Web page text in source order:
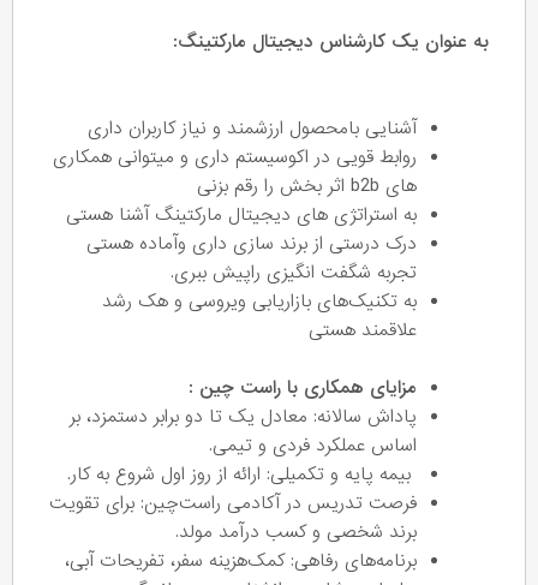
به عنوان یک کارشناس دیجیتال مارکتینگ:
آشنایی بامحصول ارزشمند و نیاز کاربران داری
روابط قویی در اکوسیستم داری و میتوانی همکاری
های b2b اثر بخش را رقم بزنی
به استراتژی های دیجیتال مارکتینگ آشنا هستی
درک درستی از برند سازی داری وآماده هستی
تجربه شگفت انگیزی راپیش ببری.
به تکنیک‌های بازاریابی ویروسی و هک رشد
علاقمند هستی
مزایای همکاری با راست چین :
پاداش سالانه: معادل یک تا دو برابر دستمزد، بر
اساس عملکرد فردی و تیمی.
بیمه پایه و تکمیلی: ارائه از روز اول شروع به کار.
فرصت تدریس در آکادمی راست‌چین: برای تقویت
برند شخصی و کسب درآمد مولد.
برنامه‌های رفاهی: کمک‌هزینه سفر، تفریحات آبی،